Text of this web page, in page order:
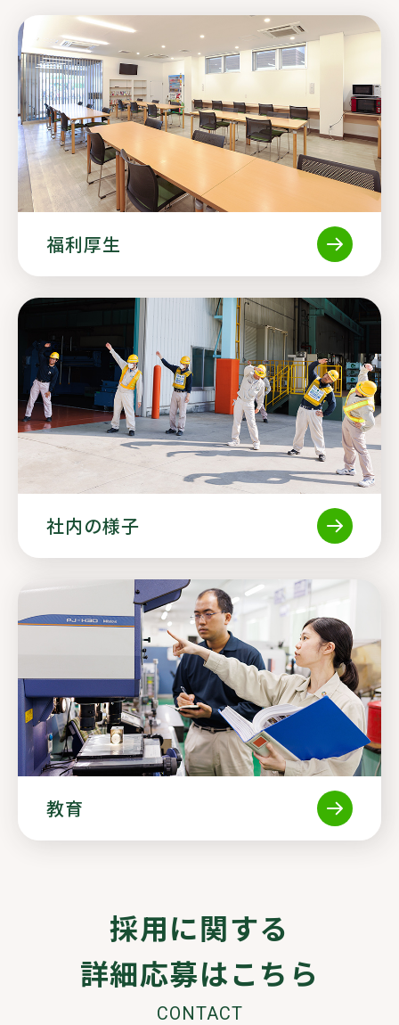
福利厚生
社内の様子
教育
採用に関する
詳細応募はこちら
CONTACT